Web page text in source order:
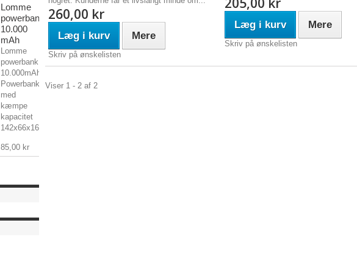
Lomme
powerbank
10.000
mAh
Lomme
powerbank
10.000mAh
Powerbank
med
kæmpe
kapacitet
142x66x16mm,...
85,00 kr
260,00 kr
Læg i kurv Mere
Skriv på ønskelisten
Læg i kurv Mere
Skriv på ønskelisten
Viser 1 - 2 af 2